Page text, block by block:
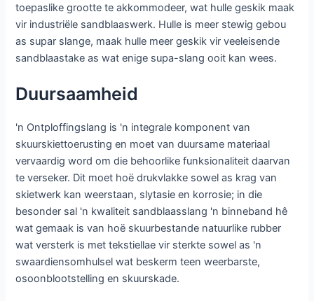
toepaslike grootte te akkommodeer, wat hulle geskik maak
vir industriële sandblaaswerk. Hulle is meer stewig gebou
as supar slange, maak hulle meer geskik vir veeleisende
sandblaastake as wat enige supa-slang ooit kan wees.
Duursaamheid
'n Ontploffingslang is 'n integrale komponent van
skuurskiettoerusting en moet van duursame materiaal
vervaardig word om die behoorlike funksionaliteit daarvan
te verseker. Dit moet hoë drukvlakke sowel as krag van
skietwerk kan weerstaan, slytasie en korrosie; in die
besonder sal 'n kwaliteit sandblaasslang 'n binneband hê
wat gemaak is van hoë skuurbestande natuurlike rubber
wat versterk is met tekstiellae vir sterkte sowel as 'n
swaardiensomhulsel wat beskerm teen weerbarste,
osoonblootstelling en skuurskade.